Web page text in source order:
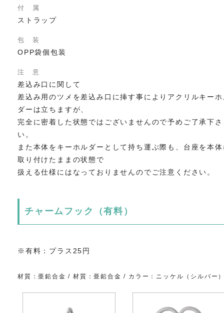
付 属
ストラップ
包 装
OPP袋個包装
注 意
差込み口に関して
差込み用のツメを差込み口に挿す事によりアクリルキー
ダーは立ちますが、
完全に密着した状態ではございませんので予めご了承下さ
い。
また本体をキーホルダーとして持ち運ぶ際も、台座を本
取り付けたままの状態で
扱える仕様にはなっておりませんのでご注意ください。
チャームフック（有料）
※有料：プラス25円
材質：亜鉛合金 / 材質：亜鉛合金 / カラー：ニッケル（シルバー